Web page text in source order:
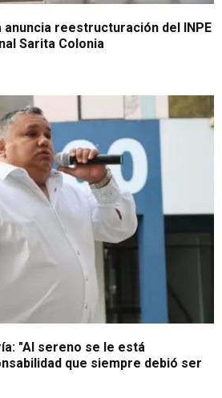
reestructuración del INPE
Sarita Colonia
"Al sereno se le está
que siempre debió ser